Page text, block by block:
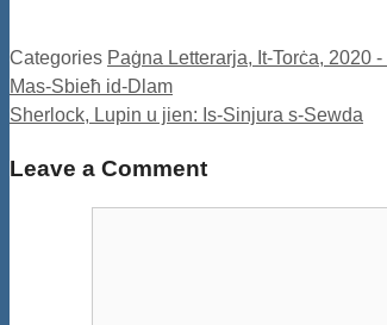
Categories Paġna Letterarja, It-Torċa, 2020 -
Mas-Sbieħ id-Dlam
Sherlock, Lupin u jien: Is-Sinjura s-Sewda
Leave a Comment